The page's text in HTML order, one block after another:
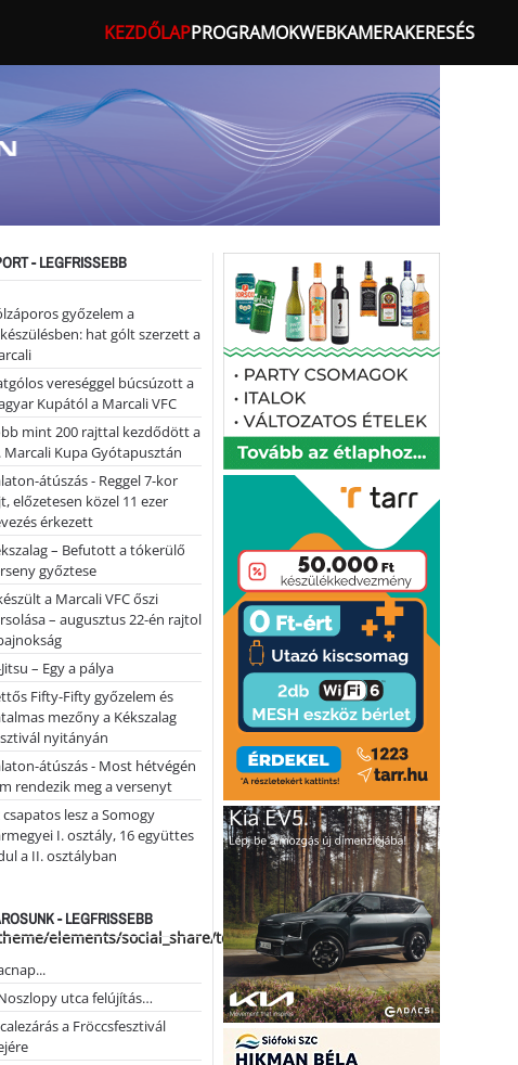
KEZDŐLAPPROGRAMOKWEBKAMERAKERESÉS
elements/social_share/templates/template.php
- LEGFRISSEBB
győzelem a
hat gólt szerzett a
vereséggel búcsúzott a
Kupától a Marcali VFC
mint 200 rajttal kezdődött a
Marcali Kupa Gyótapusztán
átúszás - Reggel 7-kor
előzetesen közel 11 ezer
érkezett
– Befutott a tókerülő
győztese
a Marcali VFC őszi
– augusztus 22-én rajtol
Jitsu – Egy a pálya
Fifty-Fifty győzelem és
mezőny a Kékszalag
nyitányán
átúszás - Most hétvégén
rendezik meg a versenyt
csapatos lesz a Somogy
I. osztály, 16 együttes
a II. osztályban
- LEGFRISSEBB
utca felújítás…
a Fröccsfesztivál